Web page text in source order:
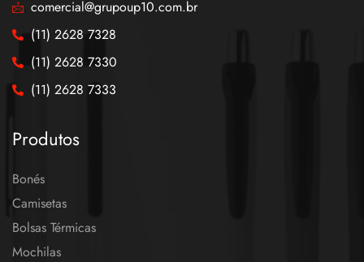
comercial@grupoup10.com.br
(11) 2628 7328
(11) 2628 7330
(11) 2628 7333
Produtos
Bonés
Camisetas
Bolsas Térmicas
Mochilas